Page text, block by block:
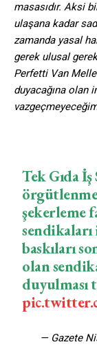
masasıdır. Aksi
ulaşana kadar
zamanda yasal
gerek ulusal
Perfetti Van
duyacağına olan
Tek Gıda İş
şekerleme
baskıları
olan
duyulması
— Gazete